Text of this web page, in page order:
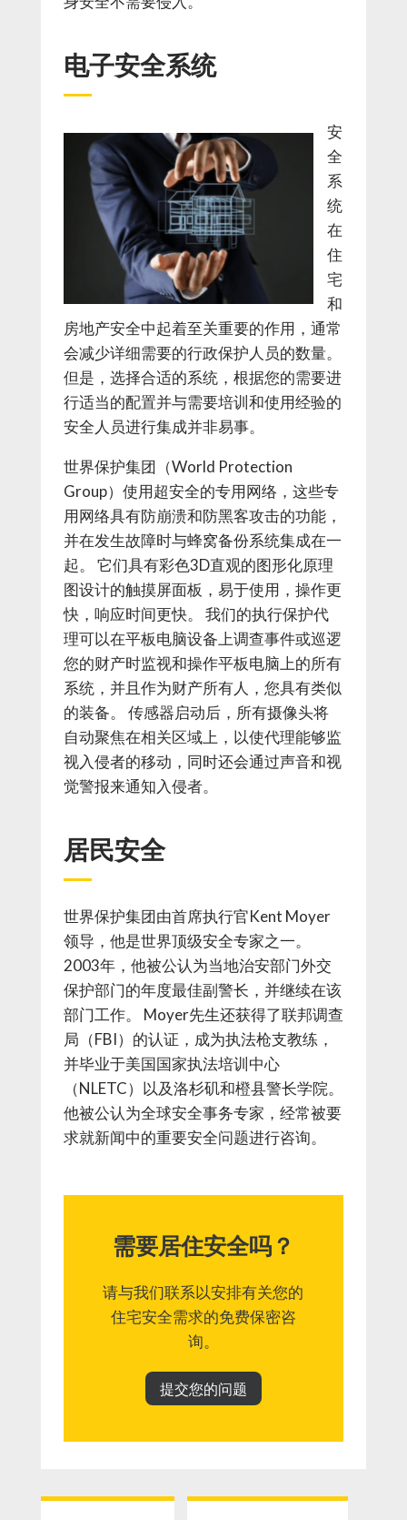
电子安全系统
安
全
系
统
在
住
宅
和
房地产安全中起着至关重要的作用，通常
会减少详细需要的行政保护人员的数量。
但是，选择合适的系统，根据您的需要进
行适当的配置并与需要培训和使用经验的
安全人员进行集成并非易事。
世界保护集团（World Protection
Group）使用超安全的专用网络，这些专
用网络具有防崩溃和防黑客攻击的功能，
并在发生故障时与蜂窝备份系统集成在一
起。 它们具有彩色3D直观的图形化原理
图设计的触摸屏面板，易于使用，操作更
快，响应时间更快。 我们的执行保护代
理可以在平板电脑设备上调查事件或巡逻
您的财产时监视和操作平板电脑上的所有
系统，并且作为财产所有人，您具有类似
的装备。 传感器启动后，所有摄像头将
自动聚焦在相关区域上，以使代理能够监
视入侵者的移动，同时还会通过声音和视
觉警报来通知入侵者。
居民安全
世界保护集团由首席执行官Kent Moyer
领导，他是世界顶级安全专家之一。
2003年，他被公认为当地治安部门外交
保护部门的年度最佳副警长，并继续在该
部门工作。 Moyer先生还获得了联邦调查
局（FBI）的认证，成为执法枪支教练，
并毕业于美国国家执法培训中心
（NLETC）以及洛杉矶和橙县警长学院。
他被公认为全球安全事务专家，经常被要
求就新闻中的重要安全问题进行咨询。
需要居住安全吗？
请与我们联系以安排有关您的
住宅安全需求的免费保密咨
询。
提交您的问题